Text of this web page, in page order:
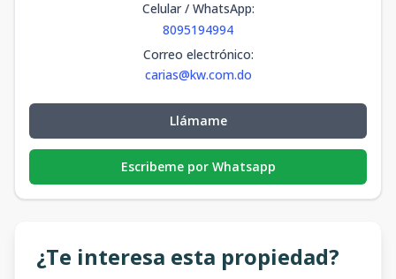
Celular / WhatsApp:
8095194994
Correo electrónico:
carias@kw.com.do
Llámame
Escribeme por Whatsapp
¿Te interesa esta propiedad?